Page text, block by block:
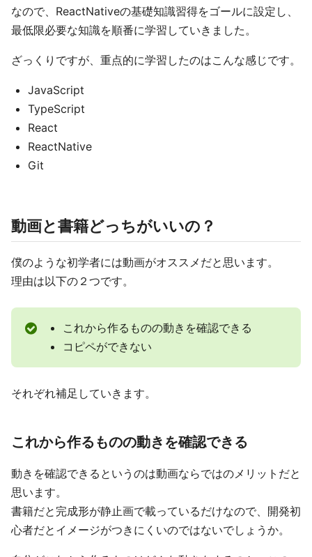
なので、ReactNativeの基礎知識習得をゴールに設定し、
最低限必要な知識を順番に学習していきました。
ざっくりですが、重点的に学習したのはこんな感じです。
JavaScript
TypeScript
React
ReactNative
Git
動画と書籍どっちがいいの？
僕のような初学者には動画がオススメだと思います。
理由は以下の２つです。
これから作るものの動きを確認できる
コピペができない
それぞれ補足していきます。
これから作るものの動きを確認できる
動きを確認できるというのは動画ならではのメリットだと
思います。
書籍だと完成形が静止画で載っているだけなので、開発初
心者だとイメージがつきにくいのではないでしょうか。